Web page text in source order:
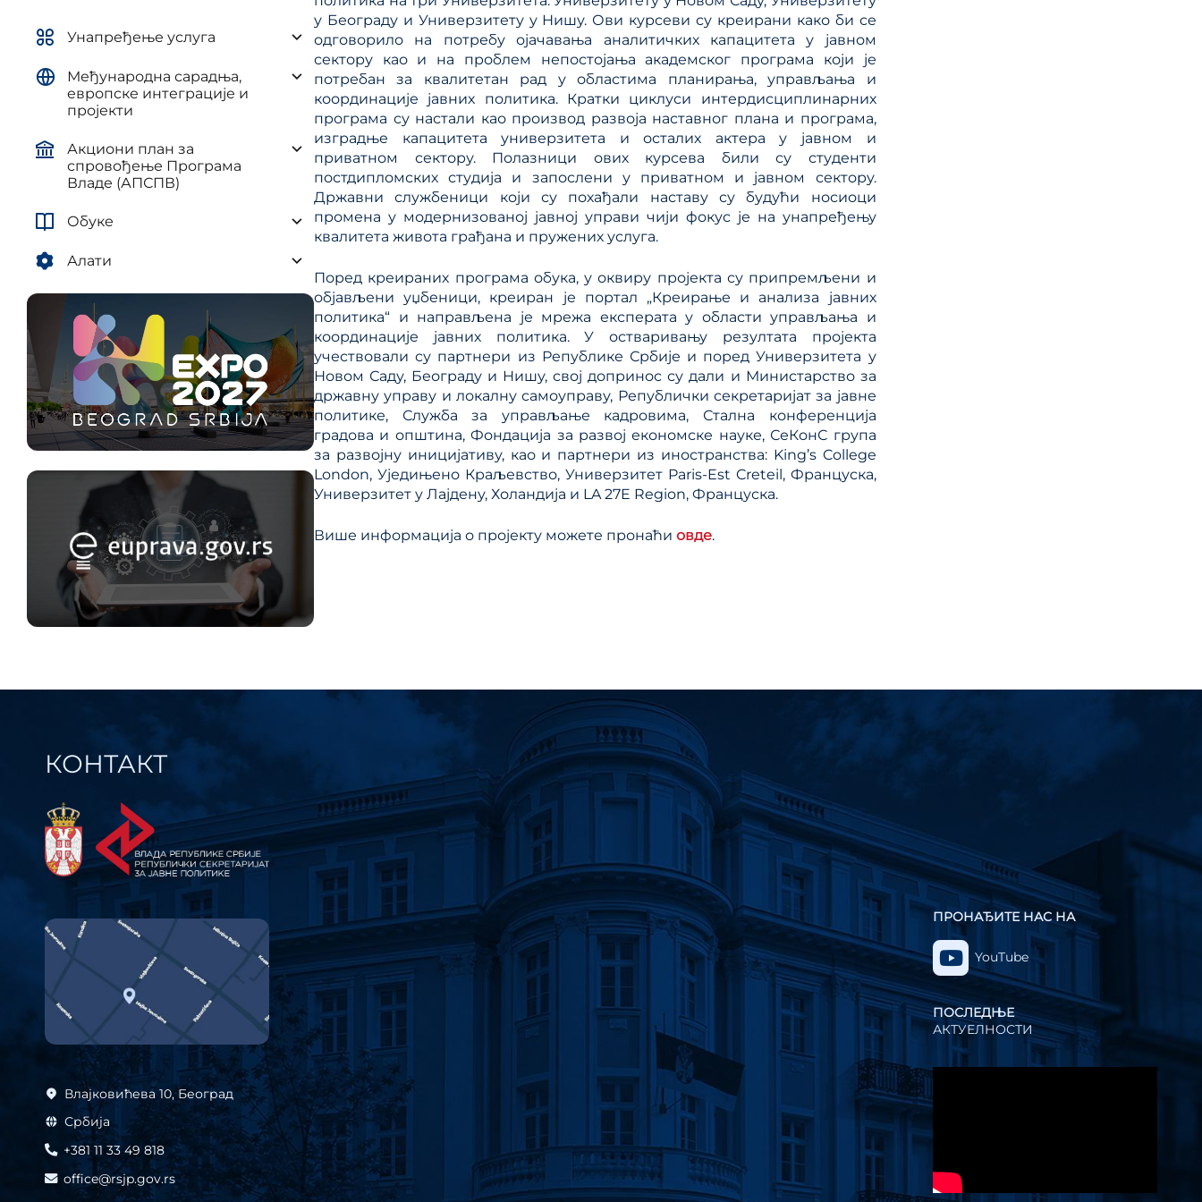
ЈЛС
израду средњорочних планова
управљања јавним политикама
и регулаторном реформом
(ПУУЈПРР)
Калкулатор трошкова ЈП и
прописа
Методологије
Приручници и смернице
Анализе из области планског
система
у Београду и Универзитету у Нишу. Ови курсеви су креирани како би се
одговорило на потребу ојачавања аналитичких капацитета у јавном
сектору као и на проблем непостојања академског програма који је
потребан за квалитетан рад у областима планирања, управљања и
координације јавних политика. Кратки циклуси интердисциплинарних
програма су настали као производ развоја наставног плана и програма,
изградње капацитета универзитета и осталих актера у јавном и
приватном сектору. Полазници ових курсева били су студенти
постдипломских студија и запослени у приватном и јавном сектору.
Државни службеници који су похађали наставу су будући носиоци
промена у модернизованој јавној управи чији фокус је на унапређењу
квалитета живота грађана и пружених услуга.
Поред креираних програма обука, у оквиру пројекта су припремљени и
објављени уџбеници, креиран је портал „Креирање и анализа јавних
политика“ и направљена је мрежа експерата у области управљања и
координације јавних политика. У остваривању резултата пројекта
учествовали су партнери из Републике Србије и поред Универзитета у
Новом Саду, Београду и Нишу, свој допринос су дали и Министарство за
државну управу и локалну самоуправу, Републички секретаријат за јавне
политике, Служба за управљање кадровима, Стална конференција
градова и општина, Фондација за развој економске науке, СеКонС група
за развојну иницијативу, као и партнери из иностранства: King’s College
London, Уједињено Краљевство, Универзитет Paris-Est Creteil, Француска,
Универзитет у Лајдену, Холандија и LA 27E Region, Француска.
Више информација о пројекту можете пронаћи овде.
Унапређење услуга
Међународна сарадња,
европске интеграције и
пројекти
Акциони план за
спровођење Програма
Владе (АПСПВ)
Обуке
Алати
КОНТАКТ
Влајковићева 10, Београд
Србија
+381 11 33 49 818
office@rsjp.gov.rs
ПРОНАЂИТЕ НАС НА
YouTube
ПОСЛЕДЊЕ
АКТУЕЛНОСТИ
Прегледач
видео